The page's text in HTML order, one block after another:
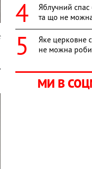
Яблучний спас
та що не
Яке церковне
не можна
МИ В